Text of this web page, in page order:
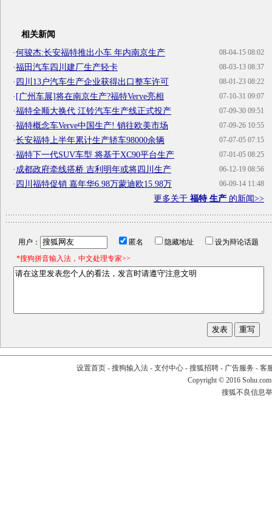
相关新闻
08-04-15 08:02
·何骏杰:长安福特推出小车 年内南京生产
08-03-13 08:37
·福田汽车四川建厂生产轻卡
08-01-23 08:22
·四川13户汽车生产企业获得出口整车许可
07-10-31 09:07
·[广州车展]将在南京生产?福特Verve亮相
07-09-30 09:51
·福特全顺大换代 江铃汽车生产线正式投产
07-09-26 10:55
·福特概念车Verve中国生产! 销往欧美市场
07-07-05 07:15
·长安福特上半年累计生产轿车98000余辆
07-01-05 08:25
·福特下一代SUV车型 将基于XC90平台生产
06-12-19 08:56
·成都政府牵线搭桥 吉利明年或将四川生产
06-09-14 11:48
·四川福特促销 嘉年华6.98万蒙迪欧15.98万
更多关于 福特 生产 的新闻>>
用户： 匿名 隐藏地址
设为辩论话题
*搜狗拼音输入法，中文处理专家>>
设置首页- 搜狗输入法- 支付中心- 搜狐招聘- 广告服务 - 客
Copyright © 2016
搜狐不良信息